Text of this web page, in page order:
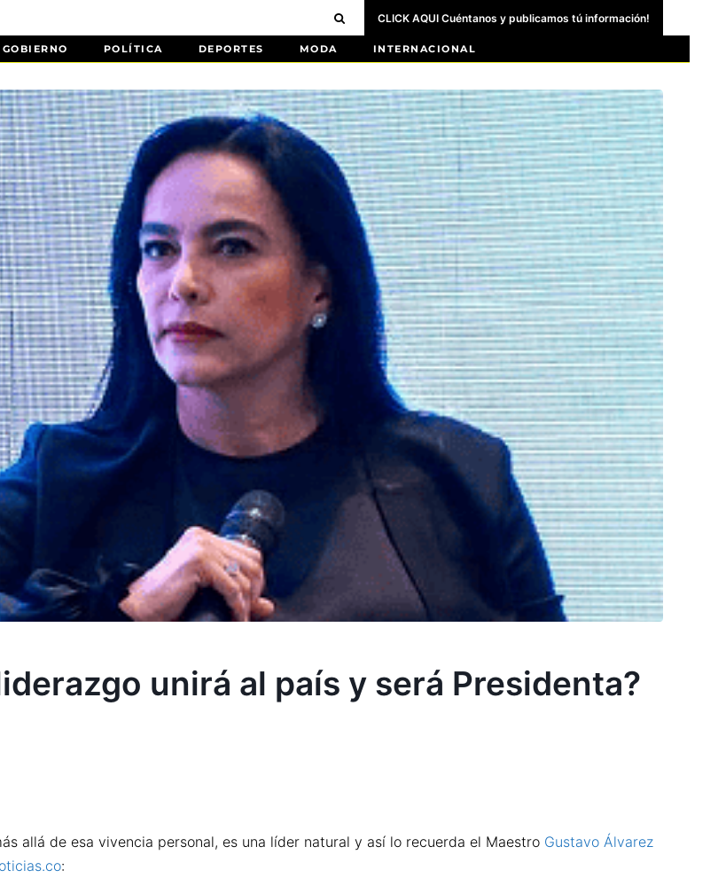
CLICK AQUI Cuéntanos y publicamos tú información!
GOBIERNO POLÍTICA DEPORTES MODA INTERNACIONAL
unirá al país y será Presidenta?
allá de esa vivencia personal, es una líder natural y así lo recuerda el Maestro Gustavo Álvarez
: